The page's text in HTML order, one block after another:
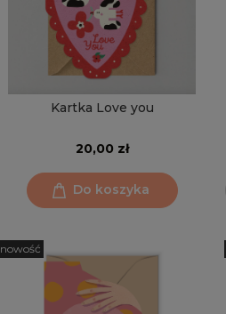
Kartka Love you
20,00 zł
Do koszyka
nowość